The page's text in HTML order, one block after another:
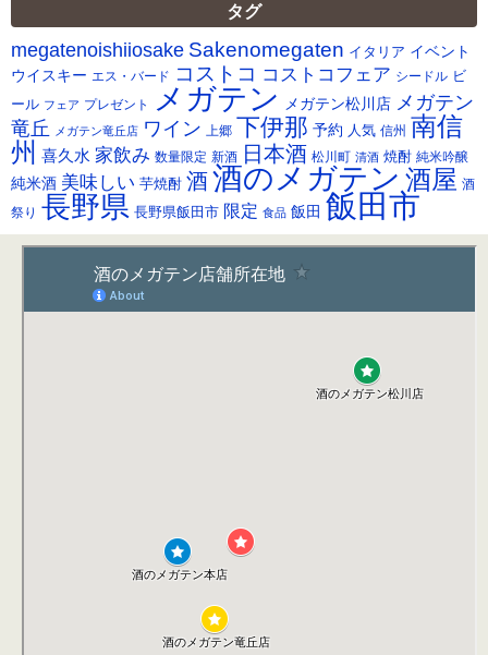
カ
イ
ブ
タグ
megatenoishiiosake Sakenomegaten イタリア イベント
ウイスキー エス・バード コストコ コストコフェア シードル ビ
ール フェア プレゼント メガテン メガテン松川店 メガテン
竜丘
メガテン竜丘店 ワイン 上郷 下伊那 予約 人気 信州 南信
州 喜久水 家飲み 数量限定 新酒 日本酒 松川町 清酒 焼酎 純米吟醸
純米酒 美味しい 芋焼酎 酒酒のメガテン 酒屋 酒
祭り 長野県 長野県飯田市 限定 食品 飯田 飯田市